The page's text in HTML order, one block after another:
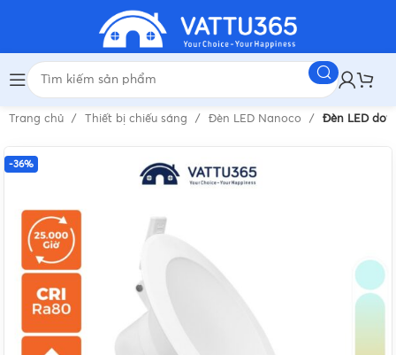
Trang chủ Thiết bị chiếu sáng Đèn LED Nanoco Đèn LED
-36%